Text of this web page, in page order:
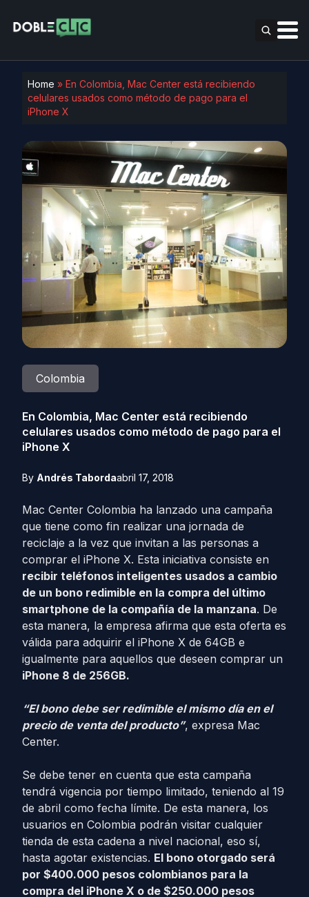
Home » En Colombia, Mac Center está recibiendo
celulares usados como método de pago para el
iPhone X
Colombia
En Colombia, Mac Center está recibiendo
celulares usados como método de pago para el
iPhone X
By Andrés Tabordaabril 17, 2018
Mac Center Colombia ha lanzado una campaña
que tiene como fin realizar una jornada de
reciclaje a la vez que invitan a las personas a
comprar el iPhone X. Esta iniciativa consiste en
recibir teléfonos inteligentes usados a cambio
de un bono redimible en la compra del último
smartphone de la compañía de la manzana. De
esta manera, la empresa afirma que esta oferta es
válida para adquirir el iPhone X de 64GB e
igualmente para aquellos que deseen comprar un
iPhone 8 de 256GB.
“El bono debe ser redimible el mismo día en el
precio de venta del producto”, expresa Mac
Center.
Se debe tener en cuenta que esta campaña
tendrá vigencia por tiempo limitado, teniendo al 19
de abril como fecha límite. De esta manera, los
usuarios en Colombia podrán visitar cualquier
tienda de esta cadena a nivel nacional, eso sí,
hasta agotar existencias. El bono otorgado será
por $400.000 pesos colombianos para la
compra del iPhone X o de $250.000 pesos